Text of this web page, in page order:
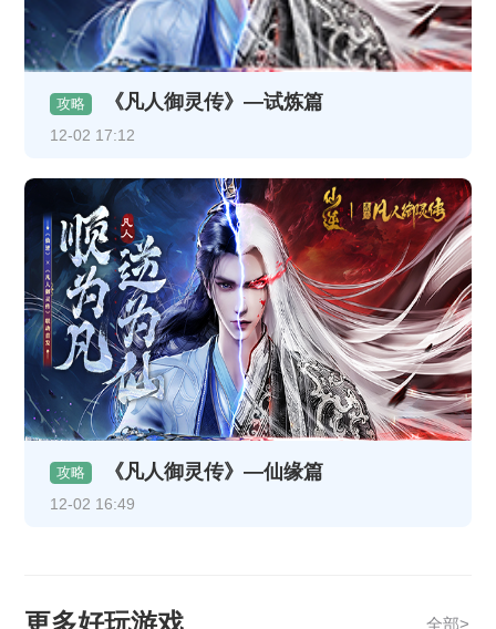
攻略 《凡人御灵传》—试炼篇
12-02 17:12
攻略 《凡人御灵传》—仙缘篇
12-02 16:49
全部>